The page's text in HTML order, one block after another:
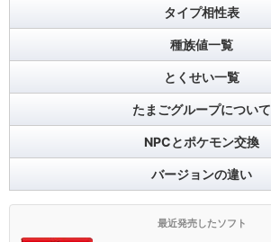
タイプ相性表
種族値一覧
とくせい一覧
たまごグループについて
NPCとポケモン交換
バージョンの違い
最近発売したソフト